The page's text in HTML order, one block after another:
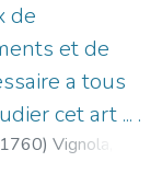
de
et de
a tous
cet art ... .
1760) Vignola,
1573